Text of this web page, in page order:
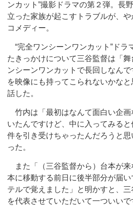
ンカット”撮影ドラマの第２弾。長
立った家族が起こすトラブルが、
コメディー。
“完全ワンシーンワンカット”ドラ
たきっかけについて三谷監督は「
ンシーンワンカットで長回しなん
を映像にも持ってこられないかな
話した。
竹内は「最初はなんて面白い企画
いたんですけど、中に入ってみる
件を引き受けちゃったんだろうと
った。
また「（三谷監督から）台本が来
本に移動する前日に後半部分が届
テルで覚えました」と明かすと、
を代表させていただいて一ついい